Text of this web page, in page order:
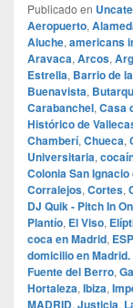
Publicado en
Aeropuerto,
Aluche, americans
Aravaca, Arcos,
Estrella, Barrio de
Buenavista,
Carabanchel, Casa
Histórico de
Chamberí, Chueca,
Universitaria,
Colonia San
Corralejos, Cortes,
DJ Quik - Pitch In
Plantío, El Viso,
coca en Madrid,
domicilio en
Fuente del Berro,
Hortaleza, Ibiza,
MADRID, Justicia,